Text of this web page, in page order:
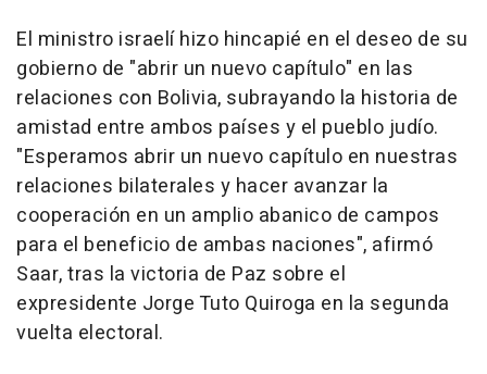
El ministro israelí hizo hincapié en el deseo de su
gobierno de "abrir un nuevo capítulo" en las
relaciones con Bolivia, subrayando la historia de
amistad entre ambos países y el pueblo judío.
"Esperamos abrir un nuevo capítulo en nuestras
relaciones bilaterales y hacer avanzar la
cooperación en un amplio abanico de campos
para el beneficio de ambas naciones", afirmó
Saar, tras la victoria de Paz sobre el
expresidente Jorge Tuto Quiroga en la segunda
vuelta electoral.